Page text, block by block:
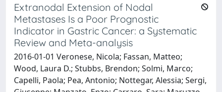
Extranodal Extension of Nodal
Metastases Is a Poor Prognostic
Indicator in Gastric Cancer: a Systematic
Review and Meta-analysis
2016-01-01 Veronese, Nicola; Fassan, Matteo;
Wood, Laura D.; Stubbs, Brendon; Solmi, Marco;
Capelli, Paola; Pea, Antonio; Nottegar, Alessia; Sergi,